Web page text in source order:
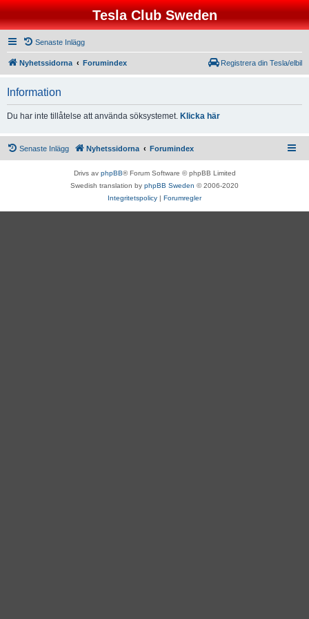
Tesla Club Sweden
Senaste Inlägg
Nyhetssidorna Forumindex Registrera din Tesla/elbil
Information
Du har inte tillåtelse att använda söksystemet. Klicka här
Senaste Inlägg Nyhetssidorna Forumindex
Drivs av phpBB® Forum Software © phpBB Limited
Swedish translation by phpBB Sweden © 2006-2020
Integritetspolicy | Forumregler